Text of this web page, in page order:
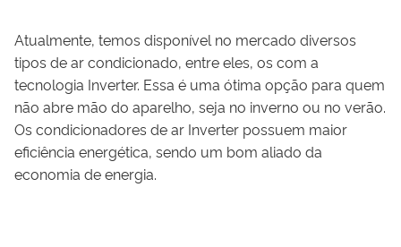
Atualmente, temos disponível no mercado diversos
tipos de ar condicionado, entre eles, os com a
tecnologia Inverter. Essa é uma ótima opção para quem
não abre mão do aparelho, seja no inverno ou no verão.
Os condicionadores de ar Inverter possuem maior
eficiência energética, sendo um bom aliado da
economia de energia.